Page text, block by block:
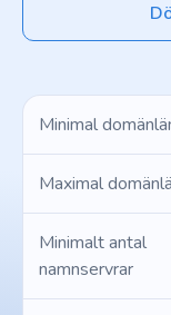
Minimal
Maximal
Minimalt antal
namnservrar